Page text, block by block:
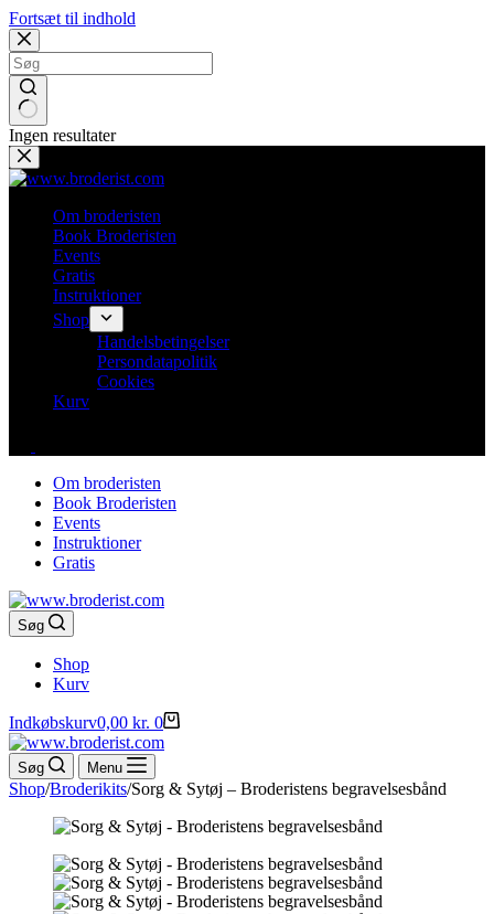
Fortsæt til indhold
Ingen resultater
Om broderisten
Book Broderisten
Events
Gratis
Instruktioner
Shop
Handelsbetingelser
Persondatapolitik
Cookies
Kurv
Om broderisten
Book Broderisten
Events
Instruktioner
Gratis
Søg
Shop
Kurv
Indkøbskurv0,00 kr. 0
Søg Menu
Shop/Broderikits/Sorg & Sytøj – Broderistens begravelsesbånd